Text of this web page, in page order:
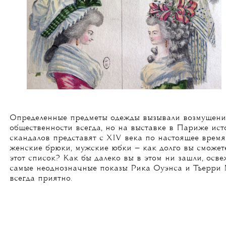
Определенные предметы одежды вызывали
общественности всегда, но на выставке в Париже
скандалов представят с XIV века по настоящее
женские брюки, мужские юбки — как долго вы
этот список? Как бы далеко вы в этом ни зашли,
самые неоднозначные показы Рика Оуэнса и Тьерри
всегда приятно.